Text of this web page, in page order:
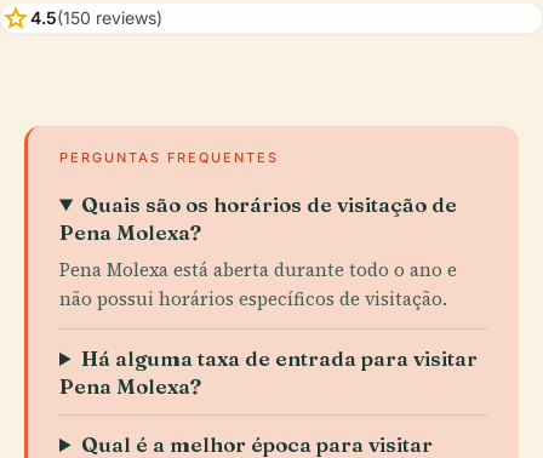
star4.5(150 reviews)
PERGUNTAS FREQUENTES
Quais são os horários de visitação de
Pena Molexa?
Pena Molexa está aberta durante todo o ano e
não possui horários específicos de visitação.
Há alguma taxa de entrada para visitar
Pena Molexa?
Qual é a melhor época para visitar